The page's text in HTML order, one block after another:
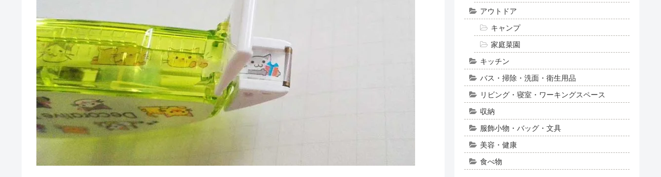
アウトドア
キャンプ
家庭菜園
キッチン
バス・掃除・洗面・衛生用品
リビング・寝室・ワーキングスペース
収納
服飾小物・バッグ・文具
美容・健康
食べ物